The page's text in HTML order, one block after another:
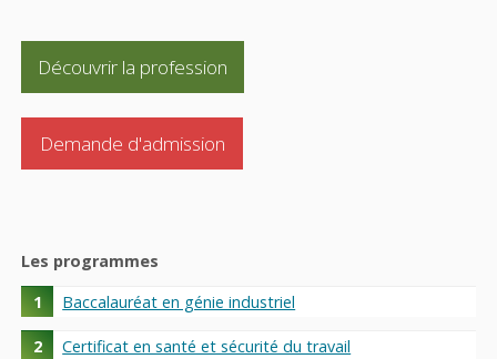
Découvrir la profession
Demande d'admission
Les programmes
Baccalauréat en génie industriel
Certificat en santé et sécurité du travail